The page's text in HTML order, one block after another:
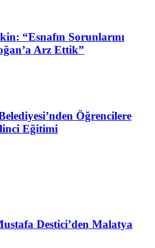
“Esnafın Sorunlarını
Arz Ettik”
Öğrencilere
Eğitimi
Destici’den Malatya